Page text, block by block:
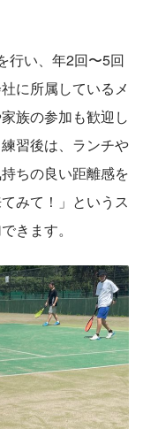
行い、年2回〜5回
に所属しているメ
族の参加も歓迎し
習後は、ランチや
ちの良い距離感を
みて！」というス
きます。